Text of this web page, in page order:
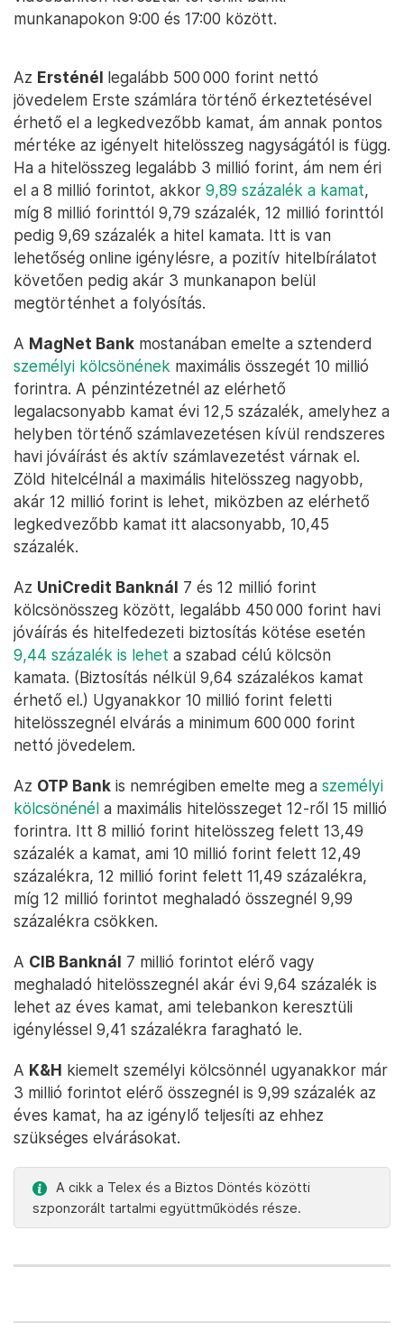
munkanapokon 9:00 és 17:00 között.
Az Ersténél legalább 500 000 forint nettó
jövedelem Erste számlára történő érkeztetésével
érhető el a legkedvezőbb kamat, ám annak pontos
mértéke az igényelt hitelösszeg nagyságától is függ.
Ha a hitelösszeg legalább 3 millió forint, ám nem éri
el a 8 millió forintot, akkor 9,89 százalék a kamat,
míg 8 millió forinttól 9,79 százalék, 12 millió forinttól
pedig 9,69 százalék a hitel kamata. Itt is van
lehetőség online igénylésre, a pozitív hitelbírálatot
követően pedig akár 3 munkanapon belül
megtörténhet a folyósítás.
A MagNet Bank mostanában emelte a sztenderd
személyi kölcsönének maximális összegét 10 millió
forintra. A pénzintézetnél az elérhető
legalacsonyabb kamat évi 12,5 százalék, amelyhez a
helyben történő számlavezetésen kívül rendszeres
havi jóváírást és aktív számlavezetést várnak el.
Zöld hitelcélnál a maximális hitelösszeg nagyobb,
akár 12 millió forint is lehet, miközben az elérhető
legkedvezőbb kamat itt alacsonyabb, 10,45
százalék.
Az UniCredit Banknál 7 és 12 millió forint
kölcsönösszeg között, legalább 450 000 forint havi
jóváírás és hitelfedezeti biztosítás kötése esetén
9,44 százalék is lehet a szabad célú kölcsön
kamata. (Biztosítás nélkül 9,64 százalékos kamat
érhető el.) Ugyanakkor 10 millió forint feletti
hitelösszegnél elvárás a minimum 600 000 forint
nettó jövedelem.
Az OTP Bank is nemrégiben emelte meg a személyi
kölcsönénél a maximális hitelösszeget 12-ről 15 millió
forintra. Itt 8 millió forint hitelösszeg felett 13,49
százalék a kamat, ami 10 millió forint felett 12,49
százalékra, 12 millió forint felett 11,49 százalékra,
míg 12 millió forintot meghaladó összegnél 9,99
százalékra csökken.
A CIB Banknál 7 millió forintot elérő vagy
meghaladó hitelösszegnél akár évi 9,64 százalék is
lehet az éves kamat, ami telebankon keresztüli
igényléssel 9,41 százalékra faragható le.
A K&H kiemelt személyi kölcsönnél ugyanakkor már
3 millió forintot elérő összegnél is 9,99 százalék az
éves kamat, ha az igénylő teljesíti az ehhez
szükséges elvárásokat.
A cikk a Telex és a Biztos Döntés közötti
szponzorált tartalmi együttműködés része.